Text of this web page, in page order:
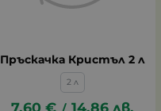
Пръскачка Кристъл 2 л
2 л
7.60 € 14.86 лв.